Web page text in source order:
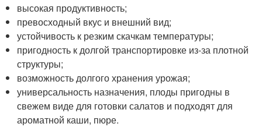
высокая продуктивность;
превосходный вкус и внешний вид;
устойчивость к резким скачкам температуры;
пригодность к долгой транспортировке из-за плотной
структуры;
возможность долгого хранения урожая;
универсальность назначения, плоды пригодны в
свежем виде для готовки салатов и подходят для
ароматной каши, пюре.